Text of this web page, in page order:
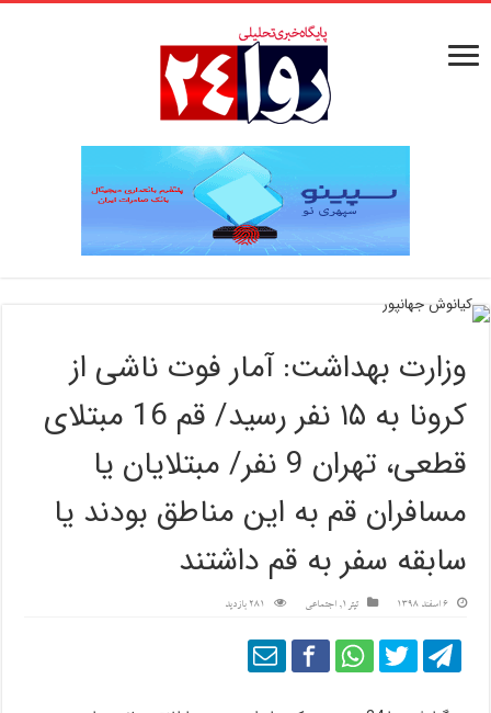
وزارت بهداشت: آمار فوت ناشی از
کرونا به ۱۵ نفر رسید/ قم 16 مبتلای
قطعی، تهران 9 نفر/ مبتلایان یا
مسافران قم به این مناطق بودند یا
سابقه سفر به قم داشتند
6 اسفند 1398 تیتر1 ,اجتماعی 281 بازدید